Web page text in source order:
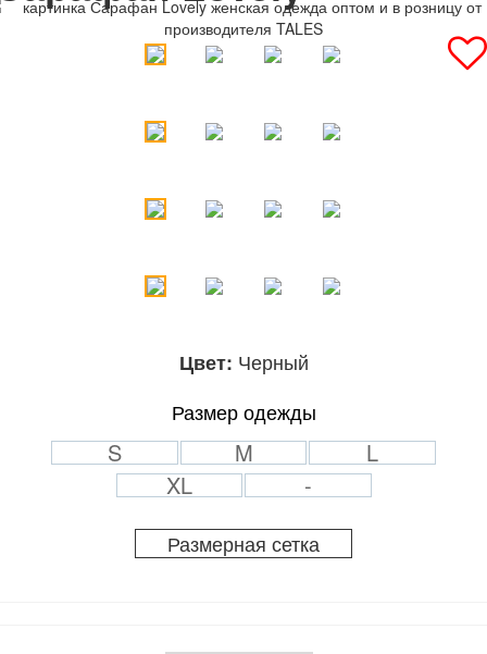
Цвет: Черный
Размер одежды
S M
L
XL
-
Размерная сетка